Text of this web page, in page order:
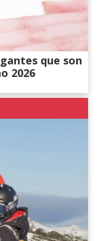
que son
2026